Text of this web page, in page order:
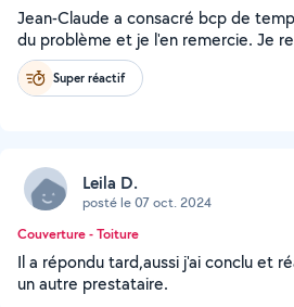
Jean-Claude a consacré bcp de
du problème et je l'en remercie. Je
Super réactif
Leila D.
posté le 07 oct. 2024
Couverture - Toiture
Il a répondu tard,aussi j'ai conclu et
un autre prestataire.